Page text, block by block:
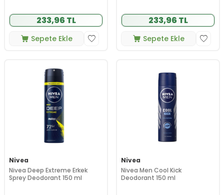
233,96 TL
Sepete Ekle
233,96 TL
Sepete Ekle
Nivea
Nivea Deep Extreme Erkek
Sprey Deodorant 150 ml
Nivea
Nivea Men Cool Kick
Deodorant 150 ml